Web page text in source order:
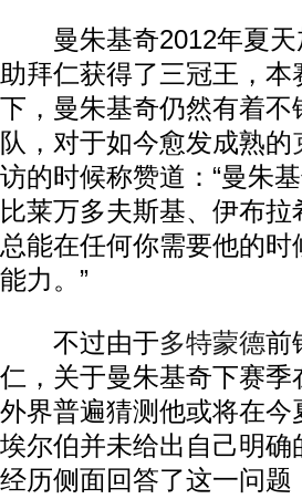
曼朱基奇2012年夏天
助拜仁获得了三冠王，
下，曼朱基奇仍然有着
队，对于如今愈发成熟的
访的时候称赞道：“曼朱
比莱万多夫斯基、伊布
总能在任何你需要他的
能力。”
不过由于多特蒙德前
仁，关于曼朱基奇下赛
外界普遍猜测他或将在
埃尔伯并未给出自己明
经历侧面回答了这一问题